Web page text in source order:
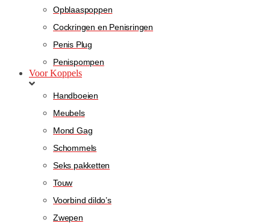
Opblaaspoppen
Cockringen en Penisringen
Penis Plug
Penispompen
Voor Koppels
Handboeien
Meubels
Mond Gag
Schommels
Seks pakketten
Touw
Voorbind dildo’s
Zwepen